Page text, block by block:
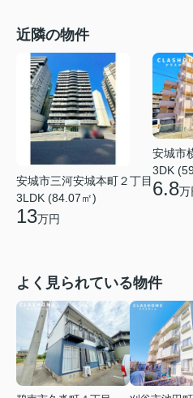
近隣の物件
安城市三河安城本町２丁目
3LDK (84.07㎡)
13万円
安城市
3DK
6.8万
よく見られている物件